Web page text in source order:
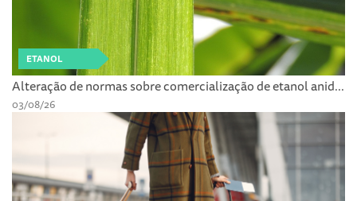
ETANOL
Alteração de normas sobre comercialização de etanol anid...
03/08/26